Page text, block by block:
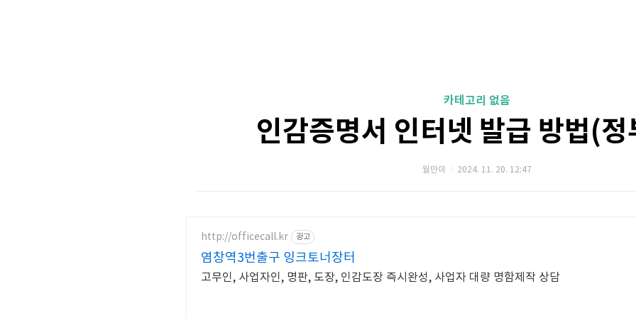
카테고리 없음
인감증명서 인터넷 발급 방법(
월만이 2024. 11. 20. 12:47
http://officecall.kr 광고
염창역3번출구 잉크토너장터
고무인, 사업자인, 명판, 도장, 인감도장 즉시완성, 사업자 대량 명함제작 상담